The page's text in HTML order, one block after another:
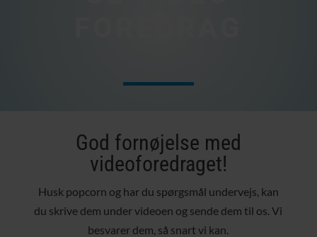
God fornøjelse med
videoforedraget!
Husk popcorn og har du spørgsmål undervejs, kan
du skrive dem under videoen og sende dem til os. Vi
besvarer dem, så snart vi kan.